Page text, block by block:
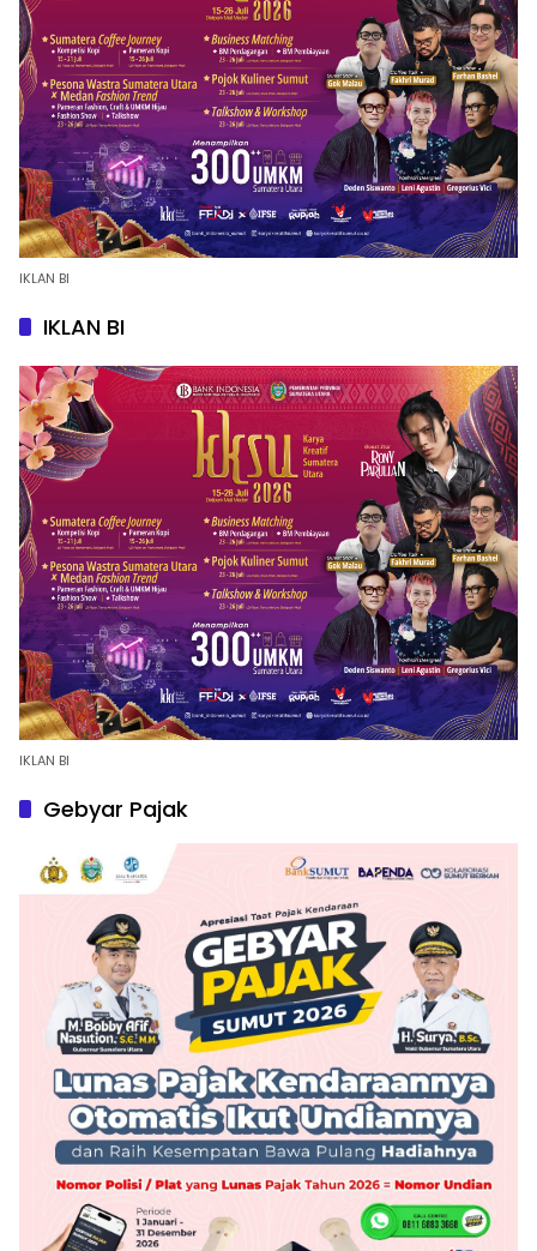
IKLAN BI
IKLAN BI
IKLAN BI
Gebyar Pajak